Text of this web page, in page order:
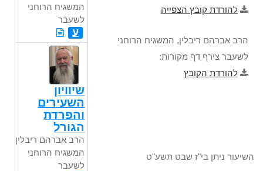
להורדת קובץ הצפייה
הרב אברהם ריבלין, המשגיח הרוחני
לשעבר צירף דף מקורות:
להורדת הקובץ
השיעור ניתן בי"ז שבט תשע"ט
המשגיח הרוחני
לשעבר
ע
שיוויון
השעירים
והפרדת
הגורל
הרב אברהם ריבלין,
המשגיח הרוחני
לשעבר